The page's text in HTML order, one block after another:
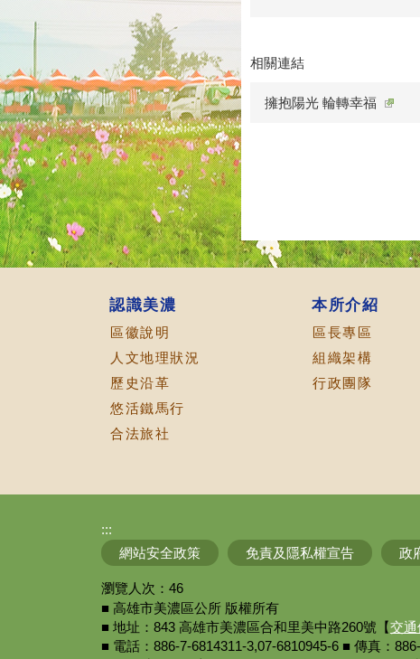
相關連結
擁抱陽光 輪轉幸福
認識美濃
區徽說明
人文地理狀況
歷史沿革
悠活鐵馬行
合法旅社
本所介紹
區長專區
組織架構
行政團隊
:::
網站安全政策
免責及隱私權宣告 政
瀏覽人次： 46
■ 高雄市美濃區公所 版權所有
■ 地址：843 高雄市美濃區合和里美中路260號【交通
■ 電話：886-7-6814311-3,07-6810945-6 ■ 傳真：